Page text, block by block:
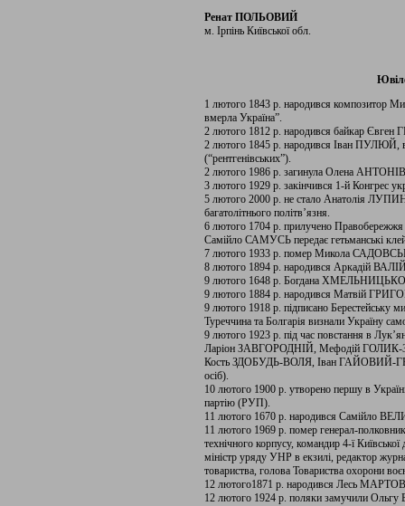
Ренат ПОЛЬОВИЙ
м. Ірпінь Київської обл.
1 лютого 1843 р. народився
вмерла Україна”.
2 лютого 1812 р. народився байкар Євген
2 лютого 1845 р. народився Іван ПУЛЮЙ,
(“рентгенівських”).
2 лютого 1986 р. загинула Олена АНТОНІВ,
3 лютого 1929 р. закінчився 1-й Конгрес
5 лютого 2000 р. не стало Анатолія
багатолітнього політв’язня.
6 лютого 1704 р. прилучено
Самійло САМУСЬ передає гетьманські
7 лютого 1933 р. помер Микола
8 лютого 1894 р. народився Аркадій
9 лютого 1648 р. Богдана
9 лютого 1884 р. народився Матвій
9 лютого 1918 р. підписано Берестейську
Туреччина та Болгарія визнали Україну
9 лютого 1923 р. під час повстання в
Ларіон ЗАВГОРОДНІЙ, Мефодій
Кость ЗДОБУДЬ-ВОЛЯ, Іван ГАЙОВИЙ-
осіб).
10 лютого 1900 р. утворено першу в
партію (РУП).
11 лютого 1670 р. народився Самійло
11 лютого 1969 р. помер генерал-
технічного корпусу, командир 4-ї Київської
міністр уряду УНР в екзилі, редактор
товариства, голова Товариства охорони
12 лютого1871 р. народився Лесь
12 лютого 1924 р. поляки замучили Ольгу